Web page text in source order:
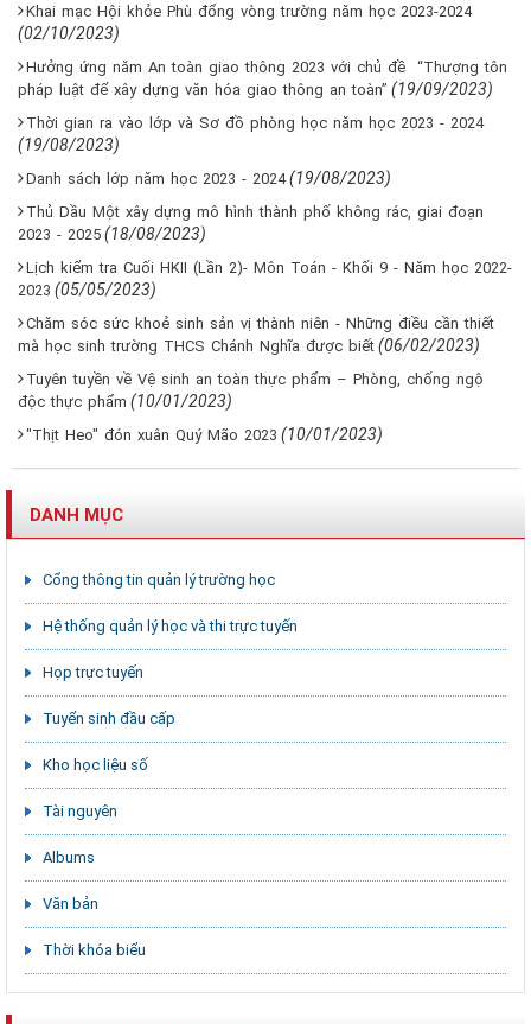
Khai mạc Hội khỏe Phù đổng vòng trường năm học 2023-2024
(02/10/2023)
Hưởng ứng năm An toàn giao thông 2023 với chủ đề “Thượng tôn
pháp luật để xây dựng văn hóa giao thông an toàn” (19/09/2023)
Thời gian ra vào lớp và Sơ đồ phòng học năm học 2023 - 2024
(19/08/2023)
Danh sách lớp năm học 2023 - 2024 (19/08/2023)
Thủ Dầu Một xây dựng mô hình thành phố không rác, giai đoạn
2023 - 2025 (18/08/2023)
Lịch kiểm tra Cuối HKII (Lần 2)- Môn Toán - Khối 9 - Năm học 2022-
2023 (05/05/2023)
Chăm sóc sức khoẻ sinh sản vị thành niên - Những điều cần thiết
mà học sinh trường THCS Chánh Nghĩa được biết (06/02/2023)
Tuyên tuyền về Vệ sinh an toàn thực phẩm – Phòng, chống ngộ
độc thực phẩm (10/01/2023)
"Thịt Heo" đón xuân Quý Mão 2023 (10/01/2023)
DANH MỤC
Cổng thông tin quản lý trường học
Hệ thống quản lý học và thi trực tuyến
Họp trực tuyến
Tuyển sinh đầu cấp
Kho học liệu số
Tài nguyên
Albums
Văn bản
Thời khóa biểu